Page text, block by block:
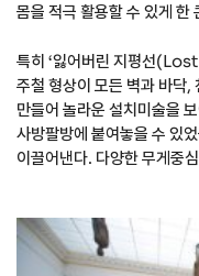
몸을 적극 활용할 수 있게 한
특히 ‘잃어버린 지평선
주철 형상이 모든 벽과 바닥,
만들어 놀라운 설치미술을
사방팔방에 붙여놓을 수 있
이끌어낸다. 다양한 무게중